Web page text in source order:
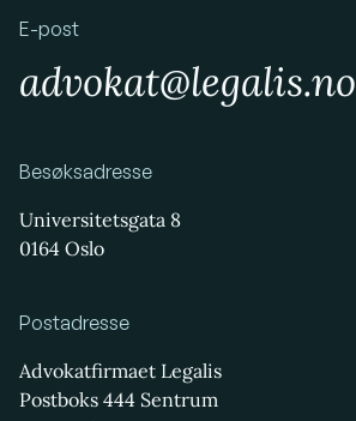
E-post
advokat@legalis.no
Besøksadresse
Universitetsgata 8
0164 Oslo
Postadresse
Advokatfirmaet Legalis
Postboks 444 Sentrum